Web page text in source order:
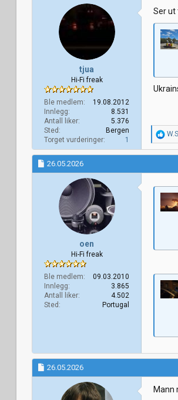
tjua
Hi-Fi freak
Ble medlem
19.08.2012
Innlegg
8.531
Antall liker
5.376
Sted
Bergen
Torget vurderinger
1
Ser ut
R
e
a
o
n
e
26.05.2026
oen
Hi-Fi freak
Ble medlem
09.03.2010
Innlegg
3.865
Antall liker
4.502
Sted
Portugal
26.05.2026
Mann